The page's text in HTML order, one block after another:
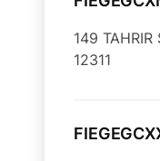
149 TAHRIR
12311